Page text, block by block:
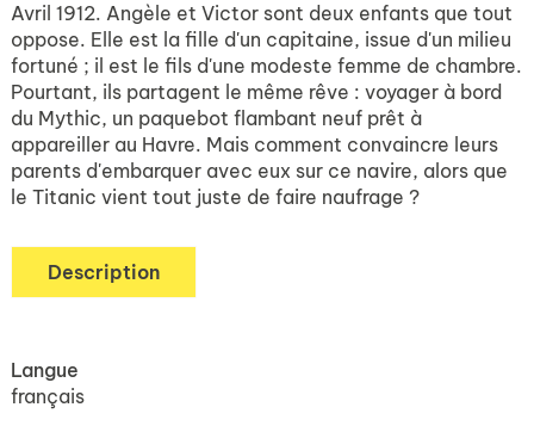
Avril 1912. Angèle et Victor sont deux enfants que tout
oppose. Elle est la fille d'un capitaine, issue d'un milieu
fortuné ; il est le fils d'une modeste femme de chambre.
Pourtant, ils partagent le même rêve : voyager à bord
du Mythic, un paquebot flambant neuf prêt à
appareiller au Havre. Mais comment convaincre leurs
parents d'embarquer avec eux sur ce navire, alors que
le Titanic vient tout juste de faire naufrage ?
Description
Langue
français